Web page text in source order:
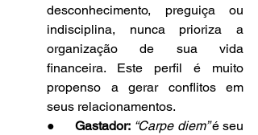
desconhecimento, preguiça ou
indisciplina, nunca prioriza a
organização de sua vida
financeira. Este perfil é muito
propenso a gerar conflitos em
seus relacionamentos.
● Gastador: “Carpe diem” é seu